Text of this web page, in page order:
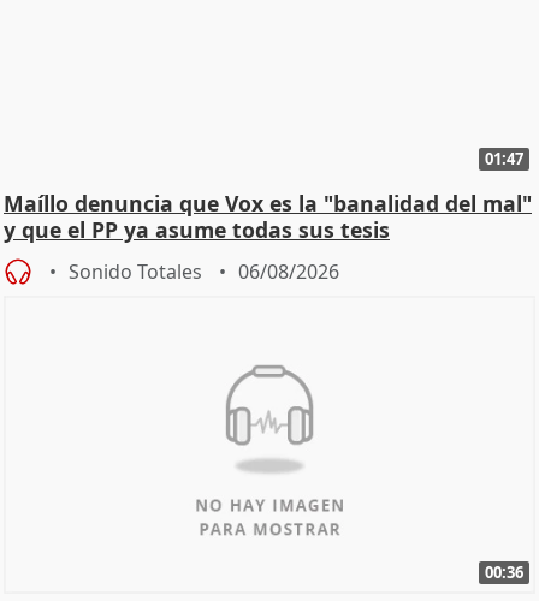
01:47
Maíllo denuncia que Vox es la "banalidad del mal"
y que el PP ya asume todas sus tesis
Sonido Totales 06/08/2026
00:36